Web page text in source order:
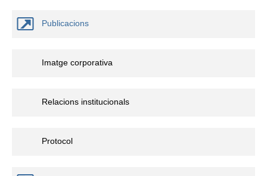
Publicacions
Imatge corporativa
Relacions institucionals
Protocol